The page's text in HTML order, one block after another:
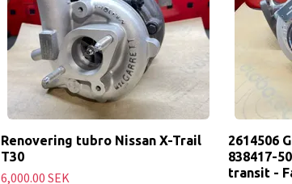
Renovering tubro Nissan X-Trail
T30
6,000.00 SEK
2614506
838417-
transit -